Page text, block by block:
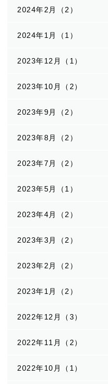
2024年2月（2）
2024年1月（1）
2023年12月（1）
2023年10月（2）
2023年9月（2）
2023年8月（2）
2023年7月（2）
2023年5月（1）
2023年4月（2）
2023年3月（2）
2023年2月（2）
2023年1月（2）
2022年12月（3）
2022年11月（2）
2022年10月（1）